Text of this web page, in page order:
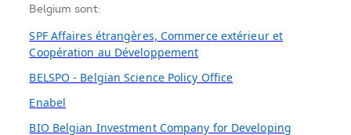
Belgium sont:
SPF Affaires étrangères, Commerce extérieur et
Coopération au Développement
BELSPO - Belgian Science Policy Office
Enabel
BIO Belgian Investment Company for Developing